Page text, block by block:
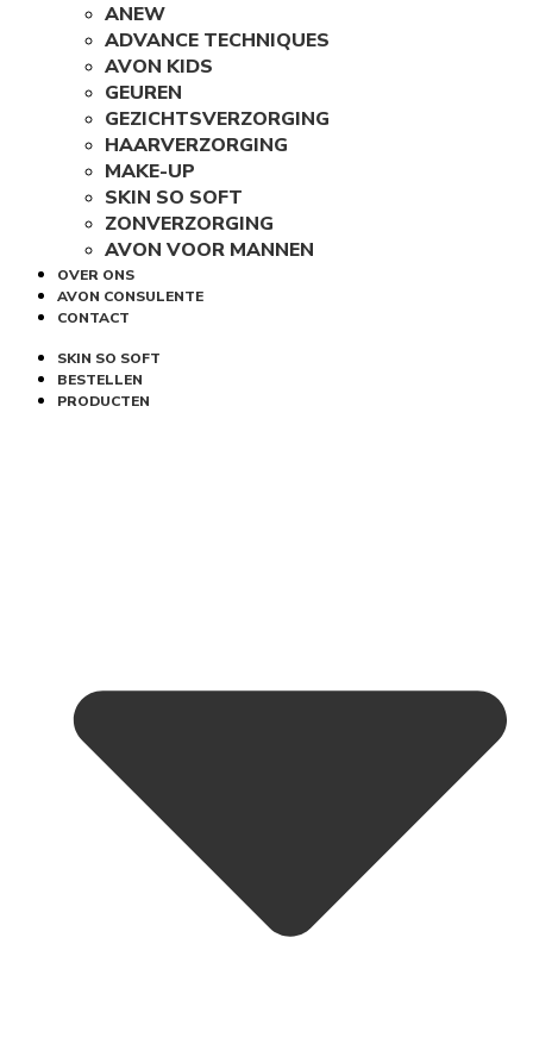
ANEW
ADVANCE TECHNIQUES
AVON KIDS
GEUREN
GEZICHTSVERZORGING
HAARVERZORGING
MAKE-UP
SKIN SO SOFT
ZONVERZORGING
AVON VOOR MANNEN
OVER ONS
AVON CONSULENTE
CONTACT
SKIN SO SOFT
BESTELLEN
PRODUCTEN